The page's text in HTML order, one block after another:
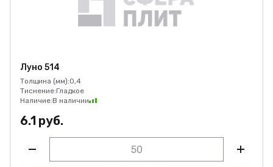
Луно 514
Толщина (мм):0,4
Тиснение:Гладкое
Наличие:В наличии
6.1 руб.